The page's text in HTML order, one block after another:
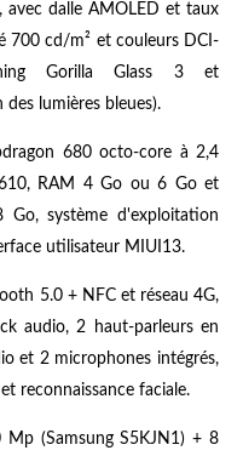
dalle AMOLED et taux
700 cd/m² et couleurs DCI-
Gorilla Glass 3 et
lumières bleues).
680 octo-core à 2,4
RAM 4 Go ou 6 Go et
système d'exploitation
utilisateur MIUI13.
5.0 + NFC et réseau 4G,
audio, 2 haut-parleurs en
et 2 microphones intégrés,
reconnaissance faciale.
(Samsung S5KJN1) + 8